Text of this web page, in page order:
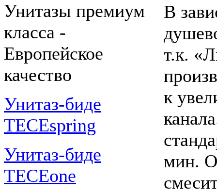
Унитазы премиум
класса -
Европейское
качество
Унитаз-биде
TECEspring
Унитаз-биде
TECEone
В
т.к.
к
мин.